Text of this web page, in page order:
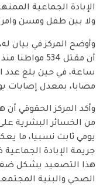
الإبادة الجماعية
ولا بين طفل ومسن
وأوضح المركز في بيان
مصابا، بمعدل إصابات يومي
وأكد المركز الحقوقي
من الخسائر البشرية
يومي ثابت نسبيا، ما
جريمة الإبادة
هذا التصعيد يشكل
الصحي والبنية